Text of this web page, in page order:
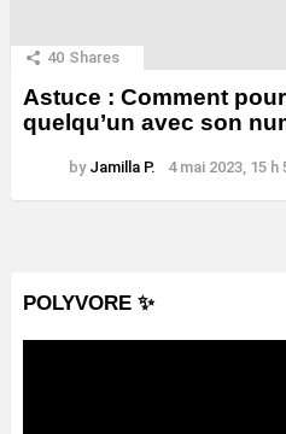
40 Shares
Astuce : Comment
quelqu’un avec son
by Jamilla P. 4 mai 2023, 15 h
POLYVORE ✨